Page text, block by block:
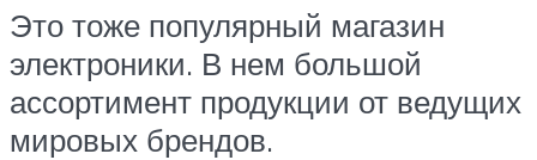
Это тоже популярный магазин
электроники. В нем большой
ассортимент продукции от ведущих
мировых брендов.